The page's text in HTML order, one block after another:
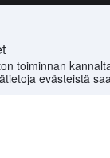
toiminnan
evästeistä